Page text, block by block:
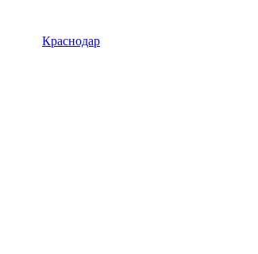
Краснодар